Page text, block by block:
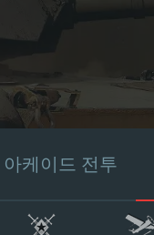
아케이드 전투